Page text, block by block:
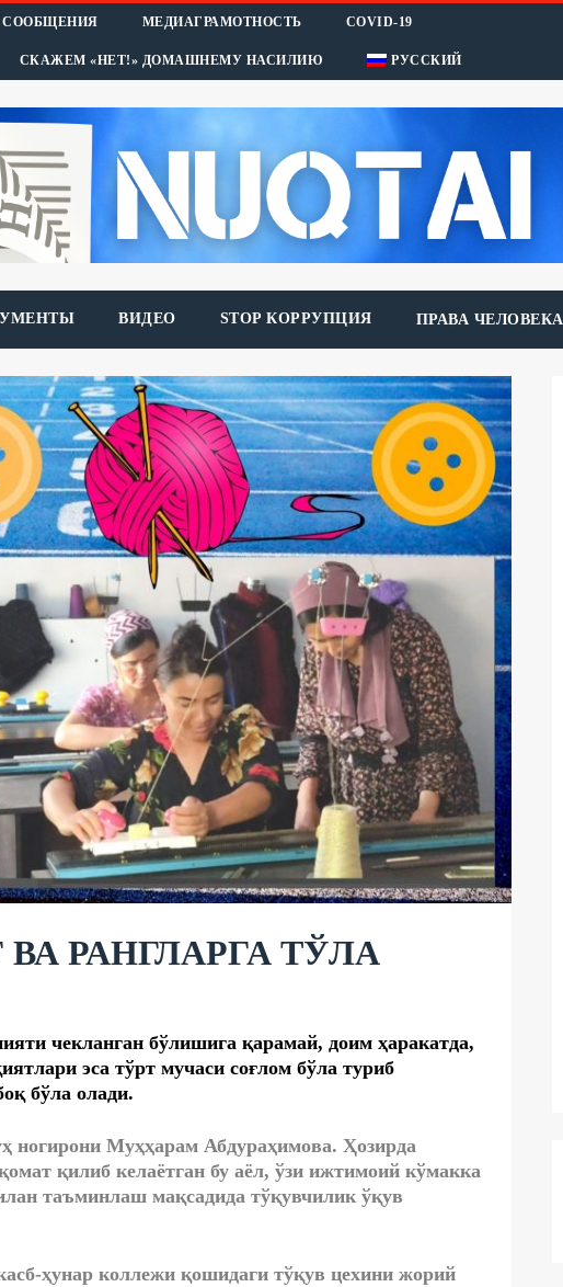
СООБЩЕНИЯ МЕДИАГРАМОТНОСТЬ COVID-19
СКАЖЕМ «НЕТ!» ДОМАШНЕМУ НАСИЛИЮ РУССКИЙ
ВИДЕО STOP КОРРУПЦИЯ ПРАВА ЧЕЛОВЕКА
РАНГЛАРГА ТЎЛА
чекланган бўлишига қарамай, доим ҳаракатда,
эса тўрт мучаси соғлом бўла туриб
бўла олади.
ногирони Муҳҳарам Абдураҳимова. Ҳозирда
қилиб келаётган бу аёл, ўзи ижтимоий кўмакка
таъминлаш мақсадида тўқувчилик ўқув
ҳунар коллежи қошидаги тўқув цехини жорий